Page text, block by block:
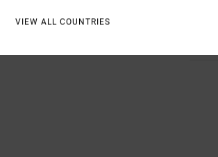
VIEW ALL COUNTRIES